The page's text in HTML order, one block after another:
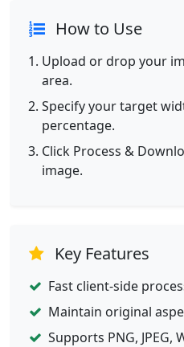
How to Use
Upload or drop your
area.
Specify your target
percentage.
Click Process &
image.
Key Features
Fast client-side
Maintain original
Supports PNG, JPEG,